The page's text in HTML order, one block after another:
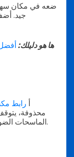
ضعه في مكان
جيد.
ها هو دليلك:
أ رابط
محذوفة،
الماسحات الضوئية إلى الصفحة الخاطئة أو غير الموجودة.